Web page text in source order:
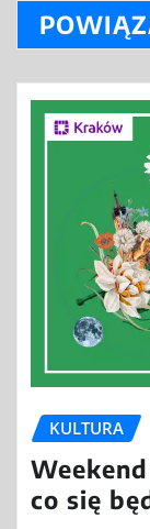
KULTURA
co się